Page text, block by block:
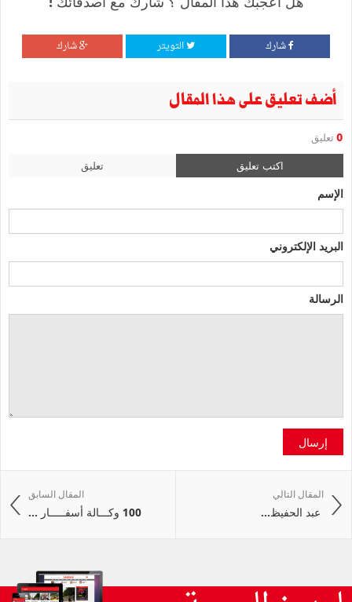
شارك التويتر شارك
أضف تعليق على هذا المقال
0 تعليق
اكتب تعليق تعليق
الإسم
البريد الإلكتروني
الرسالة
إرسال
المقال السابق
100 وكـــالة أسفـــــار ...
المقال التالي